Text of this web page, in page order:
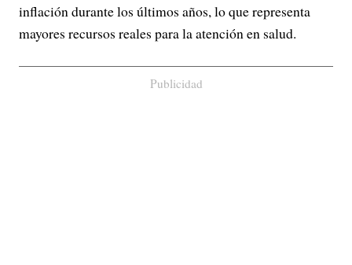
inflación durante los últimos años, lo que representa
mayores recursos reales para la atención en salud.
Publicidad